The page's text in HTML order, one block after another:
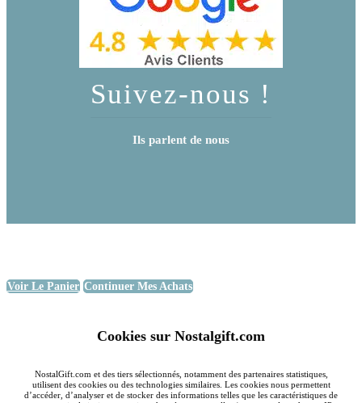
Suivez-nous !
Ils parlent de nous
Voir Le Panier Continuer Mes Achats
Cookies sur Nostalgift.com
NostalGift.com et des tiers sélectionnés, notamment des partenaires statistiques,
utilisent des cookies ou des technologies similaires. Les cookies nous permettent
d’accéder, d’analyser et de stocker des informations telles que les caractéristiques de